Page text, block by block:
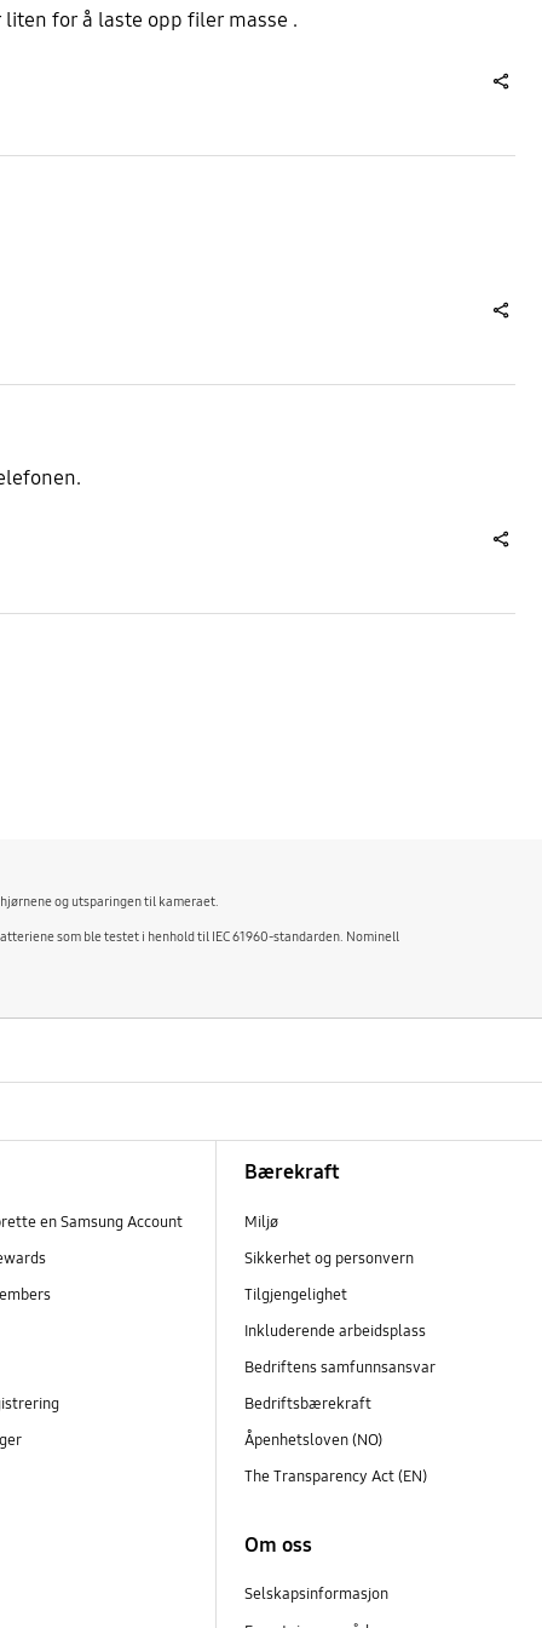
for å laste opp filer masse .
og utsparingen til kameraet.
som ble testet i henhold til IEC 61960-standarden. Nominell
en Samsung Account
Bærekraft
Miljø
Sikkerhet og personvern
Tilgjengelighet
Inkluderende arbeidsplass
Bedriftens samfunnsansvar
Bedriftsbærekraft
Åpenhetsloven (NO)
The Transparency Act (EN)
Om oss
Selskapsinformasjon